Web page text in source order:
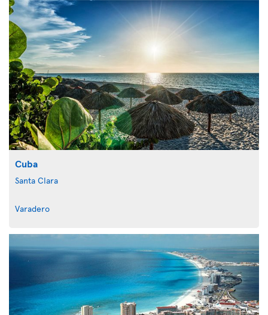
Cuba
Santa Clara
Varadero